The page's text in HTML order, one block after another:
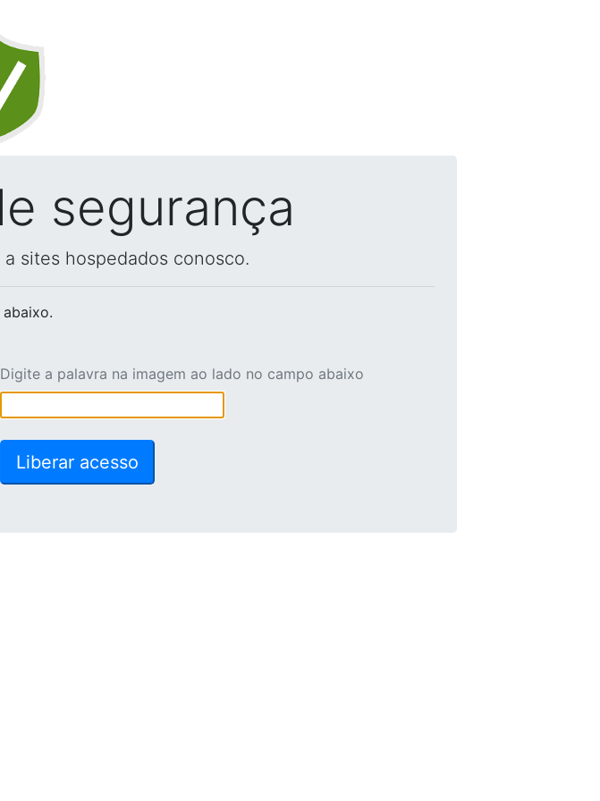
segurança
sites hospedados conosco.
Digite a palavra na imagem ao lado no campo abaixo